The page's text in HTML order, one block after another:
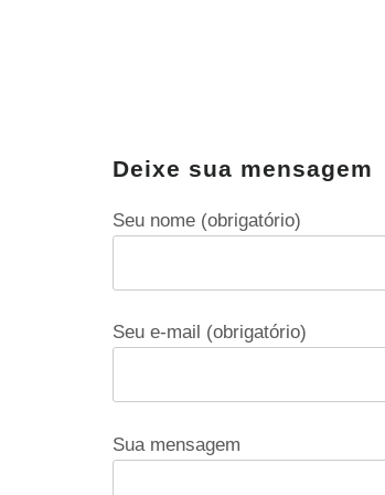
Deixe sua mensagem
Seu nome (obrigatório)
Seu e-mail (obrigatório)
Sua mensagem